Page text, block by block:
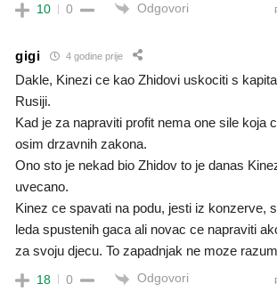
10 0 Odgovori
gigi 4 godine prije
Dakle, Kinezi ce kao Zhidovi uskociti s
Rusiji.
Kad je za napraviti profit nema one sile koja
osim drzavnih zakona.
Ono sto je nekad bio Zhidov to je danas
uvecano.
Kinez ce spavati na podu, jesti iz konzerve,
leda spustenih gaca ali novac ce napraviti
za svoju djecu. To zapadnjak ne moze
18 0 Odgovori